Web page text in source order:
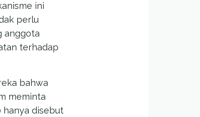
ini
perlu
anggota
terhadap
bahwa
meminta
hanya disebut